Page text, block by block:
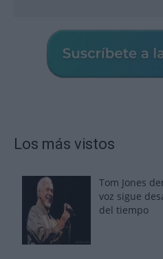
Los más vistos
Tom Jones
voz sigue
del tiempo